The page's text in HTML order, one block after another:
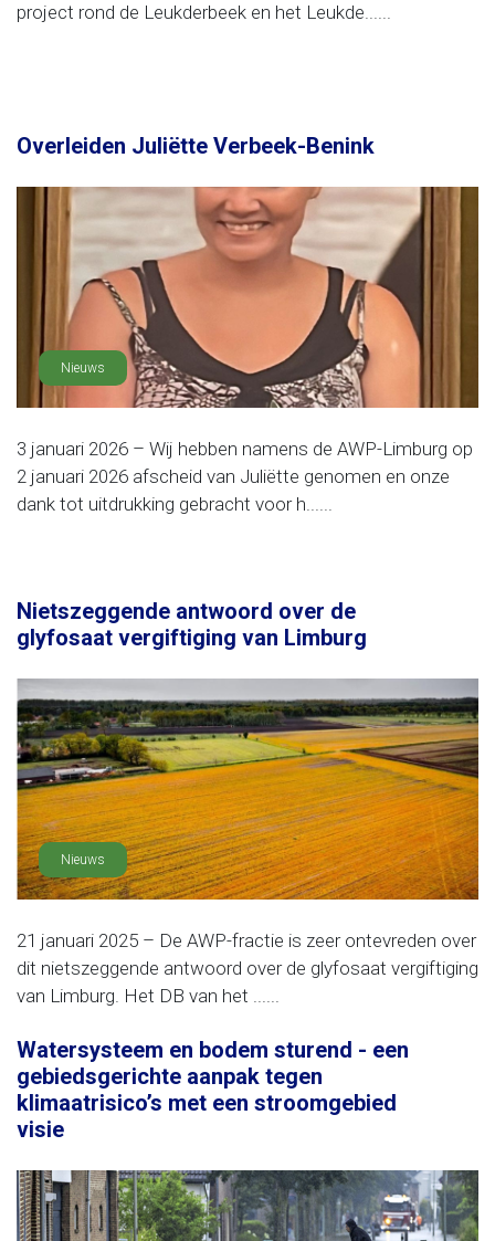
project rond de Leukderbeek en het Leukde......
Overleiden Juliëtte Verbeek-Benink
Nieuws
3 januari 2026 – Wij hebben namens de AWP-Limburg op
2 januari 2026 afscheid van Juliëtte genomen en onze
dank tot uitdrukking gebracht voor h......
Nietszeggende antwoord over de
glyfosaat vergiftiging van Limburg
Nieuws
21 januari 2025 – De AWP-fractie is zeer ontevreden over
dit nietszeggende antwoord over de glyfosaat vergiftiging
van Limburg. Het DB van het ......
Watersysteem en bodem sturend - een
gebiedsgerichte aanpak tegen
klimaatrisico’s met een stroomgebied
visie